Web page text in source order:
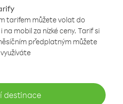
tarifem můžete volat do
mobil za nízké ceny. Tarif si
předplatným můžete
destinace